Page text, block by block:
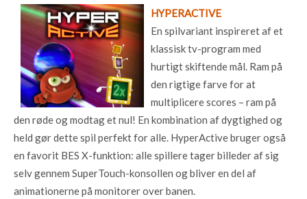
HYPERACTIVE
En spilvariant inspireret af et
klassisk tv-program med
hurtigt skiftende mål. Ram på
den rigtige farve for at
multiplicere scores – ram på
den røde og modtag et nul! En kombination af dygtighed og
held gør dette spil perfekt for alle. HyperActive bruger også
en favorit BES X-funktion: alle spillere tager billeder af sig
selv gennem SuperTouch-konsollen og bliver en del af
animationerne på monitorer over banen.